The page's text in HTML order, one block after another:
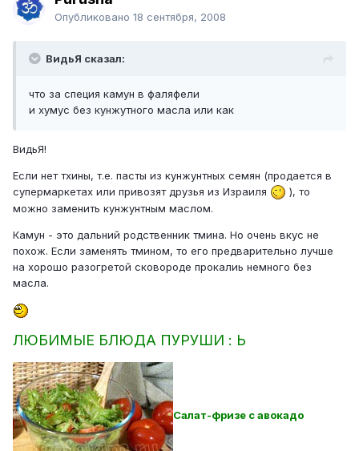
Опубликовано 18 сентября, 2008
ВидьЯ сказал:
что за специя камун в фаляфели
и хумус без кунжутного масла или как
ВидьЯ!
Если нет тхины, т.е. пасты из кунжунтных семян (продается в
супермаркетах или привозят друзья из Израиля
), то
можно заменить кунжунтным маслом.
Камун - это дальний родственник тмина. Но очень вкус не
похож. Если заменять тмином, то его предварительно лучше
на хорошо разогретой сковороде прокалиь немного без
масла.
ЛЮБИМЫЕ БЛЮДА ПУРУШИ : Ь
Салат-фризе с авокадо